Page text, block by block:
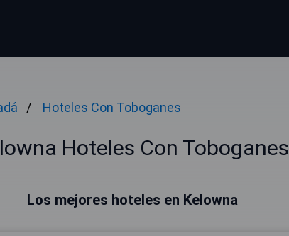
Hoteles Con Toboganes
Hoteles Con Toboganes
Los mejores hoteles en Kelowna